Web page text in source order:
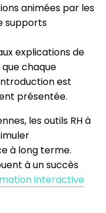
animées par les
supports
explications de
chaque
est
présentée.
les outils RH à
à long terme.
à un succès
interactive